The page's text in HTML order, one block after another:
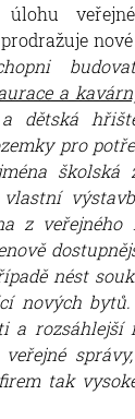
a
dětská
pro
školská
z veřejného
nést
nových
a
veřejné
tak vysoké